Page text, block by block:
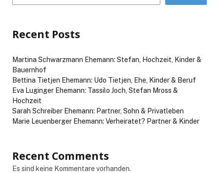
Recent Posts
Martina Schwarzmann Ehemann: Stefan, Hochzeit, Kinder &
Bauernhof
Bettina Tietjen Ehemann: Udo Tietjen, Ehe, Kinder & Beruf
Eva Luginger Ehemann: Tassilo Joch, Stefan Mross &
Hochzeit
Sarah Schreiber Ehemann: Partner, Sohn & Privatleben
Marie Leuenberger Ehemann: Verheiratet? Partner & Kinder
Recent Comments
Es sind keine Kommentare vorhanden.